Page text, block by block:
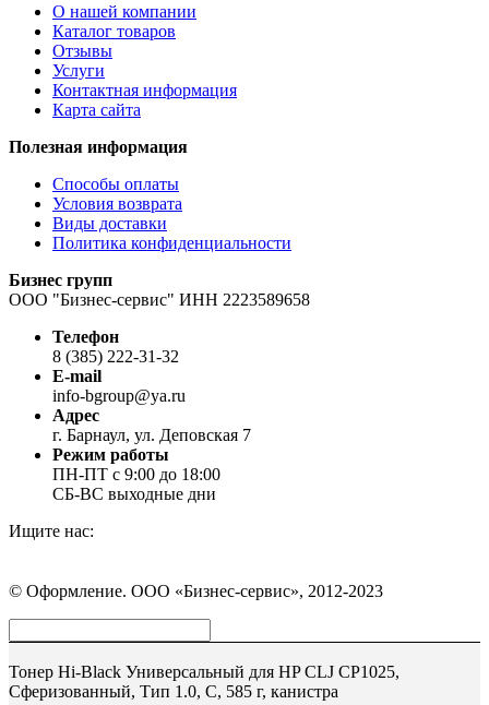
О нашей компании
Каталог товаров
Отзывы
Услуги
Контактная информация
Карта сайта
Полезная информация
Способы оплаты
Условия возврата
Виды доставки
Политика конфиденциальности
Бизнес групп
ООО "Бизнес-сервис" ИНН 2223589658
Телефон
8 (385) 222-31-32
E-mail
info-bgroup@ya.ru
Адрес
г. Барнаул, ул. Деповская 7
Режим работы
ПН-ПТ с 9:00 до 18:00
СБ-ВС выходные дни
Ищите нас:
Вконтакте
открывается
в
новом
окне
WhatsApp
открывается
в
новом
окне
Telegram
открывается
в
новом
окне
© Оформление. ООО «Бизнес-сервис», 2012-2023
Тонер Hi-Black Универсальный для HP CLJ CP1025,
Сферизованный, Тип 1.0, C, 585 г, канистра